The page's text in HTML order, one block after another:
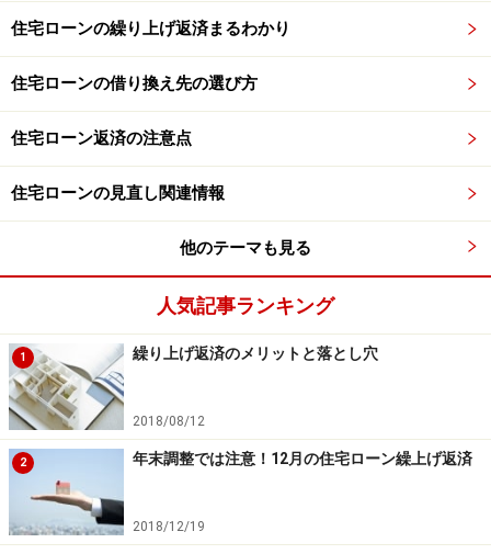
住宅ローンの繰り上げ返済まるわかり
住宅ローンの借り換え先の選び方
住宅ローン返済の注意点
住宅ローンの見直し関連情報
他のテーマも見る
人気記事ランキング
1 繰り上げ返済のメリットと落とし穴
2018/08/12
2 年末調整では注意！12月の住宅ローン繰上げ返済
2018/12/19